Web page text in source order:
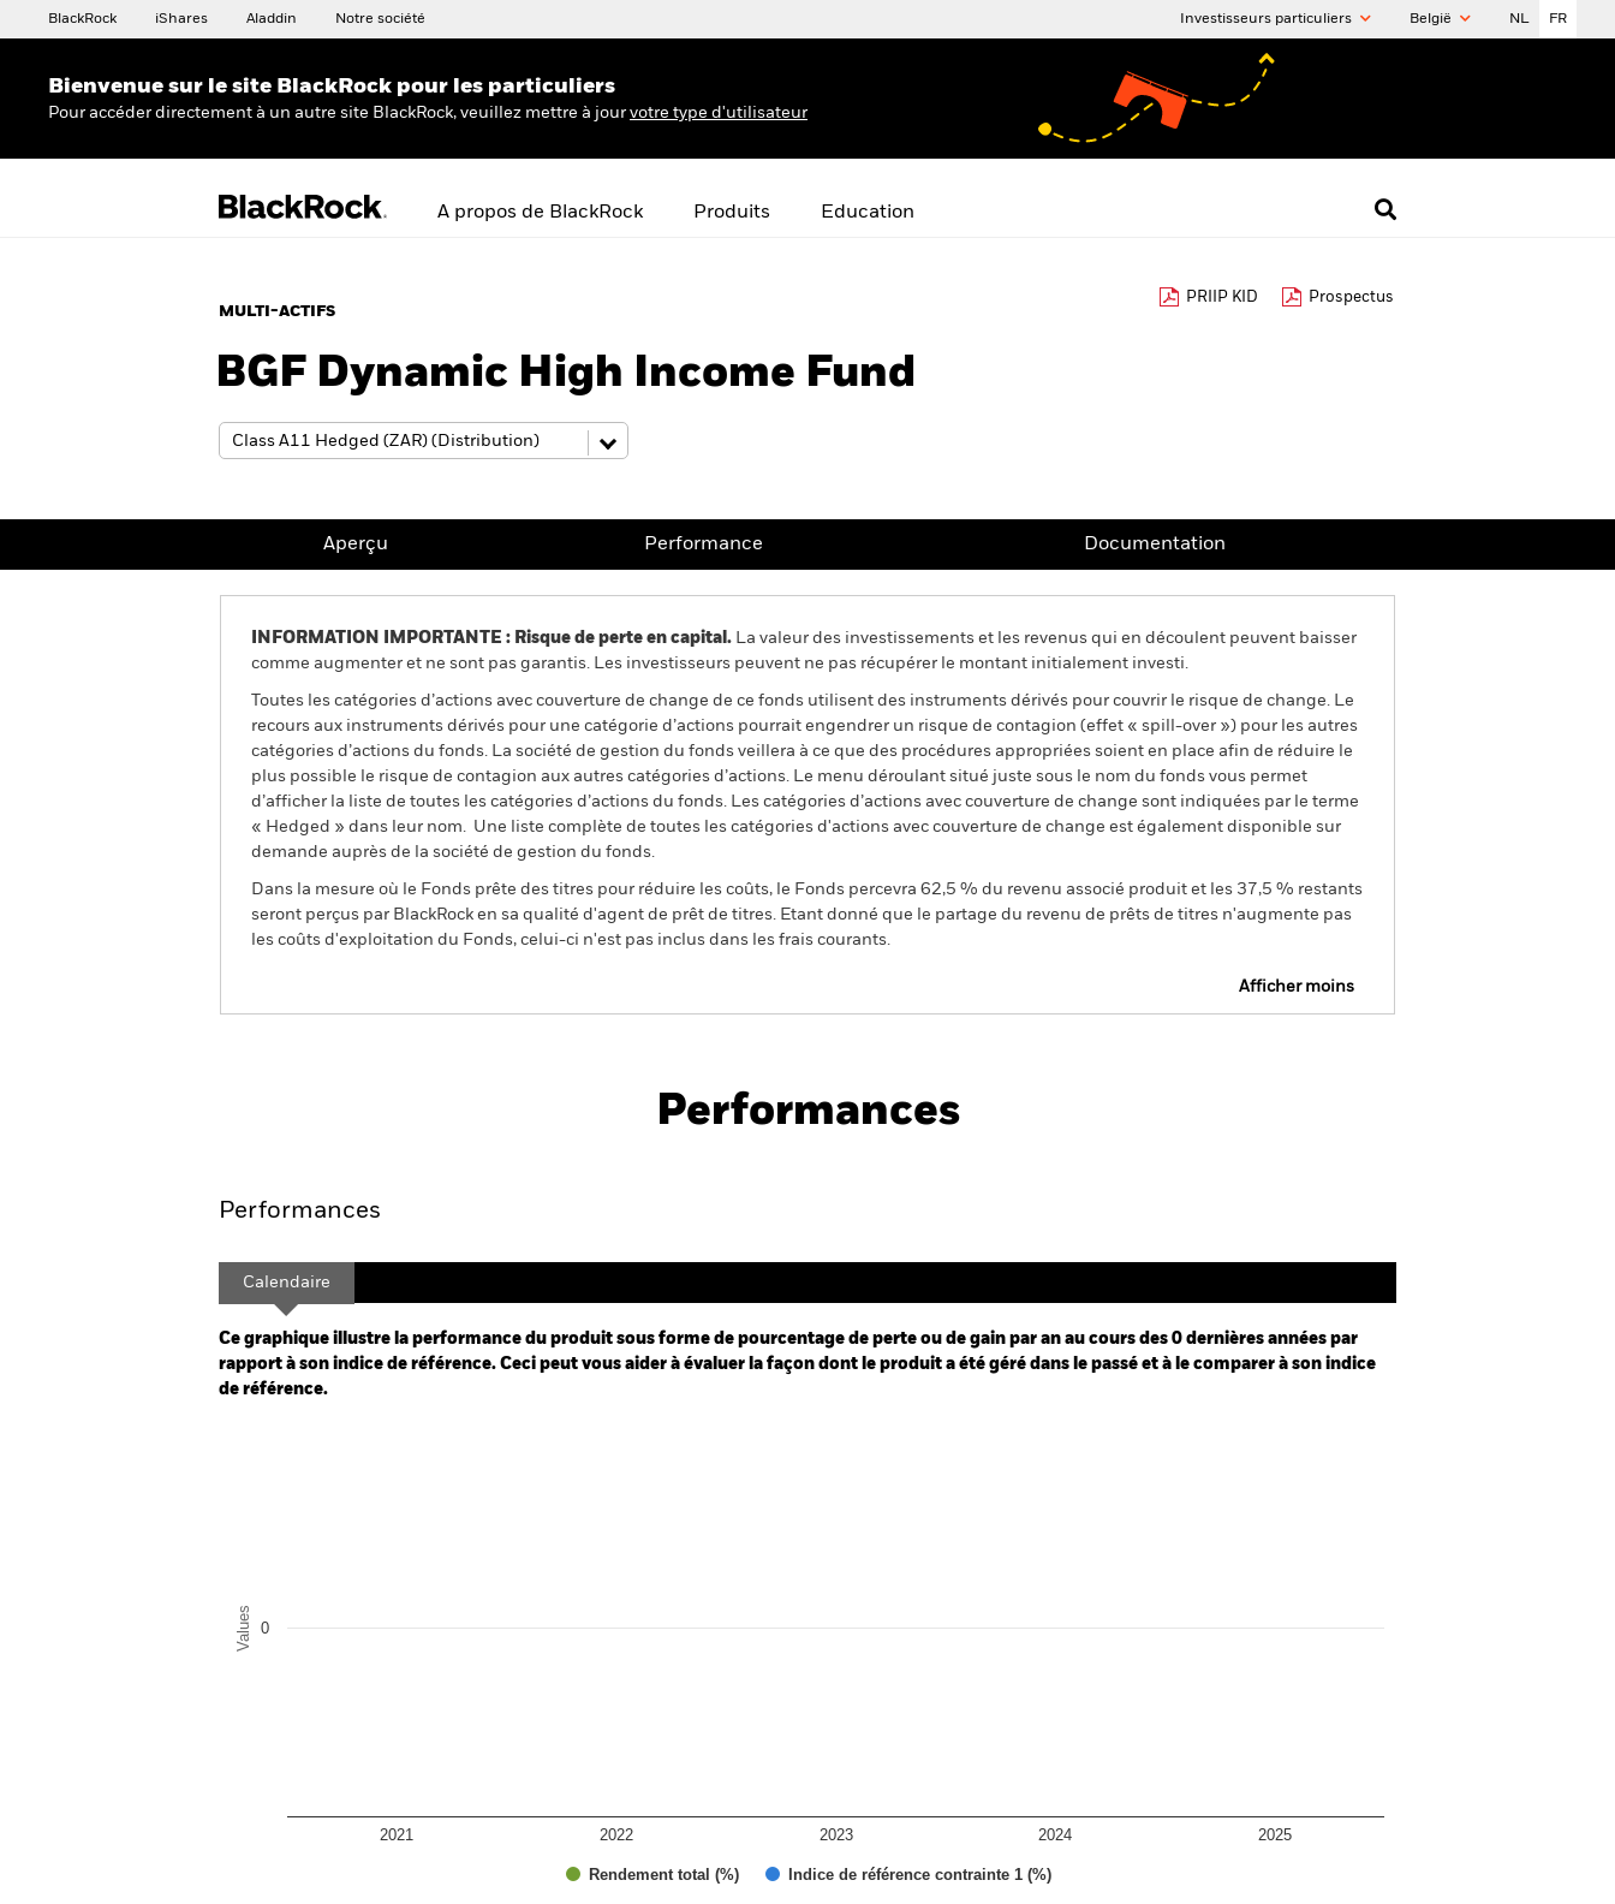
BlackRock iShares Aladdin Notre société Investisseurs particuliers België NL FR
Bienvenue sur le site BlackRock pour les particuliers
Pour accéder directement à un autre site BlackRock, veuillez mettre à jour votre type d'utilisateur
A propos de BlackRock Produits Education
MULTI-ACTIFS
PRIIP KID Prospectus
BGF Dynamic High Income Fund
Aperçu Performance Documentation
INFORMATION IMPORTANTE : Risque de perte en capital. La valeur des investissements et les revenus qui en découlent peuvent baisser
comme augmenter et ne sont pas garantis. Les investisseurs peuvent ne pas récupérer le montant initialement investi.
Toutes les catégories d’actions avec couverture de change de ce fonds utilisent des instruments dérivés pour couvrir le risque de change. Le
recours aux instruments dérivés pour une catégorie d’actions pourrait engendrer un risque de contagion (effet « spill-over ») pour les autres
catégories d’actions du fonds. La société de gestion du fonds veillera à ce que des procédures appropriées soient en place afin de réduire le
plus possible le risque de contagion aux autres catégories d’actions. Le menu déroulant situé juste sous le nom du fonds vous permet
d’afficher la liste de toutes les catégories d’actions du fonds. Les catégories d’actions avec couverture de change sont indiquées par le terme
« Hedged » dans leur nom. Une liste complète de toutes les catégories d'actions avec couverture de change est également disponible sur
demande auprès de la société de gestion du fonds.
Dans la mesure où le Fonds prête des titres pour réduire les coûts, le Fonds percevra 62,5 % du revenu associé produit et les 37,5 % restants
seront perçus par BlackRock en sa qualité d'agent de prêt de titres. Etant donné que le partage du revenu de prêts de titres n'augmente pas
les coûts d'exploitation du Fonds, celui-ci n'est pas inclus dans les frais courants.
Afficher moins
Performance
Performances
Performances
Calendaire
Ce graphique illustre la performance du produit sous forme de pourcentage de perte ou de gain par an au cours des 0 dernières années par
rapport à son indice de référence. Ceci peut vous aider à évaluer la façon dont le produit a été géré dans le passé et à le comparer à son indice
de référence.
Values
Rendement total (%) Indice de référence contrainte 1 (%)
2021 2022 2023 2024 2025
0